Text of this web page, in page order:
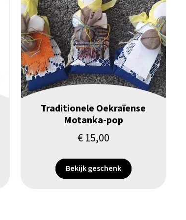
Traditionele Oekraïense
Motanka-pop
€15,00
Bekijk geschenk